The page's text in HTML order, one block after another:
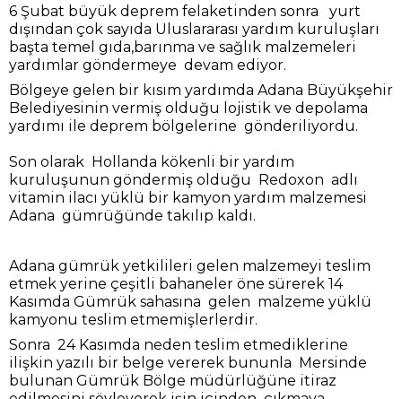
6 Şubat büyük deprem felaketinden sonra yurt
dışından çok sayıda Uluslararası yardım kuruluşları
başta temel gıda,barınma ve sağlık malzemeleri
yardımlar göndermeye devam ediyor.
Bölgeye gelen bir kısım yardımda Adana Büyükşehir
Belediyesinin vermiş olduğu lojistik ve depolama
yardımı ile deprem bölgelerine gönderiliyordu.
Son olarak Hollanda kökenli bir yardım
kuruluşunun göndermiş olduğu Redoxon adlı
vitamin ilacı yüklü bir kamyon yardım malzemesi
Adana gümrüğünde takılıp kaldı.
Adana gümrük yetkilileri gelen malzemeyi teslim
etmek yerine çeşitli bahaneler öne sürerek 14
Kasımda Gümrük sahasına gelen malzeme yüklü
kamyonu teslim etmemişlerlerdir.
Sonra 24 Kasımda neden teslim etmediklerine
ilişkin yazılı bir belge vererek bununla Mersinde
bulunan Gümrük Bölge müdürlüğüne itiraz